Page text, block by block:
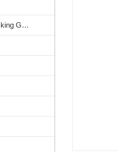
APG American Packing Gasket